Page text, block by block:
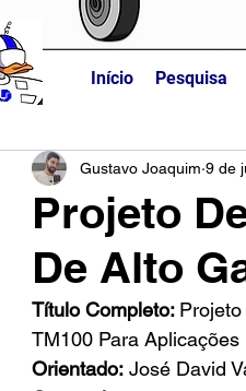
Início Pesquisa
Projeto
De Alto
Gustavo Joaquim 9 de
Título Completo:
TM100 Para Aplicações
Orientado: José David